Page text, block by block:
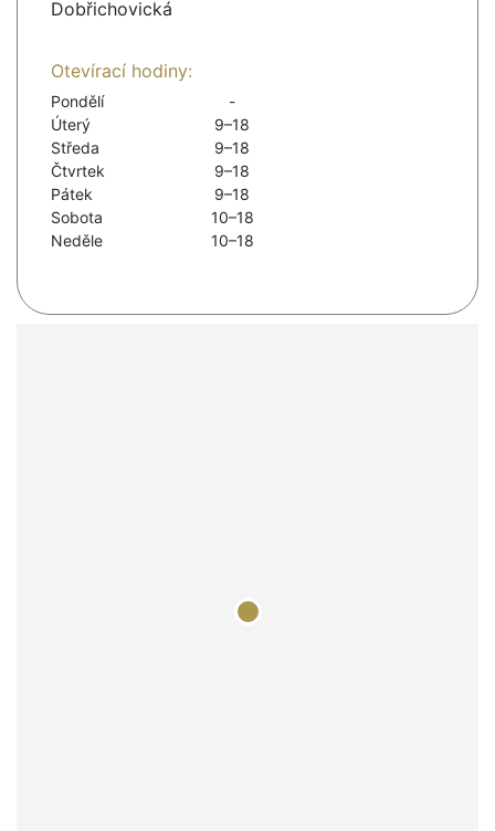
Dobřichovická
Otevírací hodiny:
Pondělí
-
Úterý
9–18
Středa
9–18
Čtvrtek
9–18
Pátek
9–18
Sobota
10–18
Neděle
10–18